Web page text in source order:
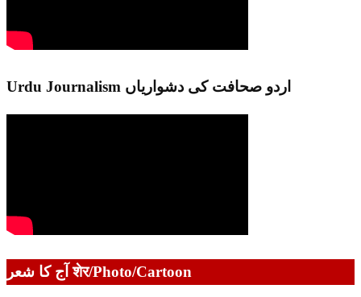
Urdu Journalism اردو صحافت کی دشواریاں
آج کا شعر शेर/Photo/Cartoon